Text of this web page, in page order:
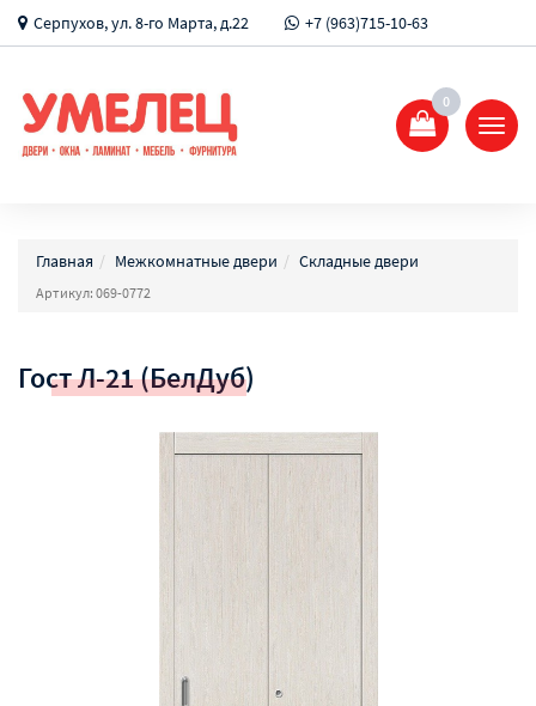
Серпухов, ул. 8-го Марта, д.22 +7 (963)715-10-63
0
Главная Межкомнатные двери Складные двери
Артикул: 069-0772
Гост Л-21 (БелДуб)